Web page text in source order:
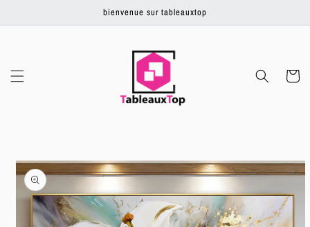
contenu
bienvenue sur tableauxtop
Panier
Passer aux
informations
produits